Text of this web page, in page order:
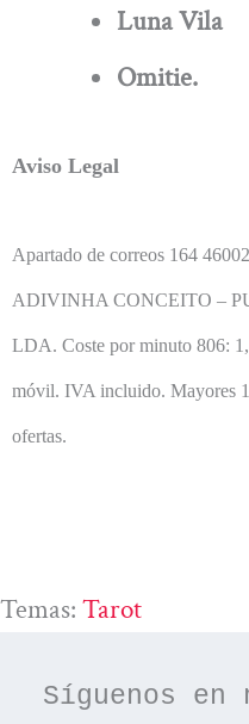
Luna Vila
Omitie.
Aviso Legal
Apartado de correos 164
ADIVINHA CONCEITO –
LDA. Coste por minuto 806:
móvil. IVA incluido. Mayores
ofertas.
Temas: Tarot
Síguenos en